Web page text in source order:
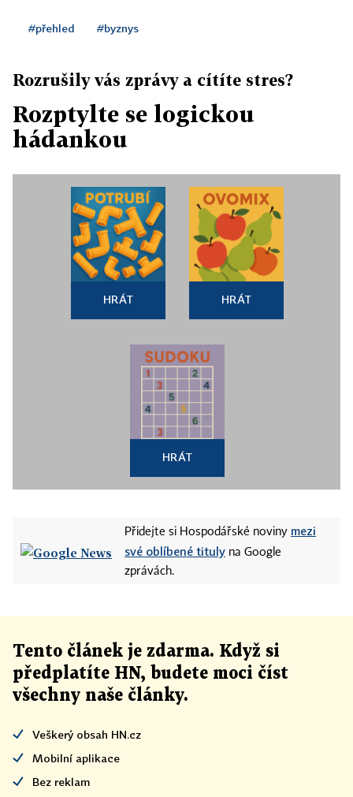
#přehled #byznys
Rozrušily vás zprávy a cítíte stres?
Rozptylte se logickou
hádankou
HRÁT HRÁT
HRÁT
Přidejte si Hospodářské noviny mezi
své oblíbené tituly na Google
zprávách.
Tento článek je zdarma. Když si
předplatíte HN, budete moci číst
všechny naše články.
Veškerý obsah HN.cz
Mobilní aplikace
Bez reklam